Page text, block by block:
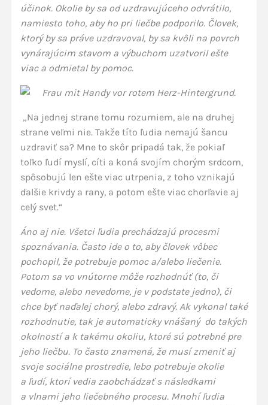
účinok. Okolie by sa od uzdravujúceho odvrátilo,
namiesto toho, aby ho pri liečbe podporilo. Človek,
ktorý by sa práve uzdravoval, by sa kvôli na povrch
vynárajúcim stavom a výbuchom uzatvoril ešte
viac a odmietal by pomoc.
„Na jednej strane tomu rozumiem, ale na druhej
strane veľmi nie. Takže títo ľudia nemajú šancu
uzdraviť sa? Mne to skôr pripadá tak, že pokiaľ
toľko ľudí myslí, cíti a koná svojím chorým srdcom,
spôsobujú len ešte viac utrpenia, z toho vznikajú
ďalšie krivdy a rany, a potom ešte viac chorľavie aj
celý svet.“
Áno aj nie. Všetci ľudia prechádzajú procesmi
spoznávania. Často ide o to, aby človek vôbec
pochopil, že potrebuje pomoc a/alebo liečenie.
Potom sa vo vnútorne môže rozhodnúť (to, či
vedome, alebo nevedome, je v podstate jedno), či
chce byť naďalej chorý, alebo zdravý. Ak vykonal také
rozhodnutie, tak je automaticky vnášaný do takých
okolností a k takému okoliu, ktoré sú potrebné pre
jeho liečbu. To často znamená, že musí zmeniť aj
svoje sociálne prostredie, lebo potrebuje okolie
a ľudí, ktorí vedia zaobchádzať s následkami
a vlnami jeho liečebného procesu. Mnohí ľudia